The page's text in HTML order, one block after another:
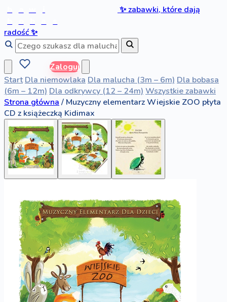
✨zabawki, które dają
radość✨
Zaloguj
Start Dla niemowlaka Dla malucha (3m – 6m) Dla bobasa
(6m – 12m) Dla odkrywcy (12 – 24m) Wszystkie zabawki
Strona główna / Muzyczny elementarz Wiejskie ZOO płyta
CD z książeczką Kidimax